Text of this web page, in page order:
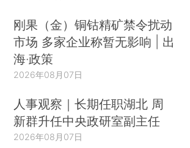
刚果（金）铜钴精矿禁令扰动
市场 多家企业称暂无影响 | 出
海·政策
2026年08月07日
人事观察｜长期任职湖北 周
新群升任中央政研室副主任
2026年08月07日